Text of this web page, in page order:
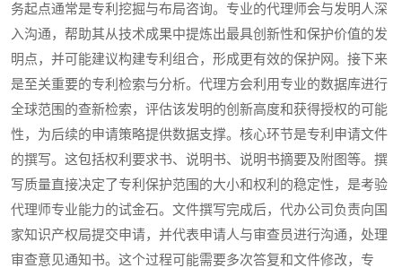
务起点通常是专利挖掘与布局咨询。专业的代理师会与发明人深
入沟通，帮助其从技术成果中提炼出最具创新性和保护价值的发
明点，并可能建议构建专利组合，形成更有效的保护网。接下来
是至关重要的专利检索与分析。代理方会利用专业的数据库进行
全球范围的查新检索，评估该发明的创新高度和获得授权的可能
性，为后续的申请策略提供数据支撑。核心环节是专利申请文件
的撰写。这包括权利要求书、说明书、说明书摘要及附图等。撰
写质量直接决定了专利保护范围的大小和权利的稳定性，是考验
代理师专业能力的试金石。文件撰写完成后，代办公司负责向国
家知识产权局提交申请，并代表申请人与审查员进行沟通，处理
审查意见通知书。这个过程可能需要多次答复和文件修改，专